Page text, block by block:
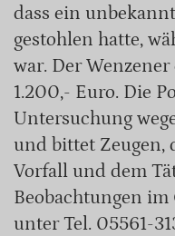
dass ein
gestohlen hatte,
war. Der
1.200,- Euro. Die
Untersuchung
und bittet Zeugen,
Vorfall und dem
Beobachtungen im
unter Tel. 05561-